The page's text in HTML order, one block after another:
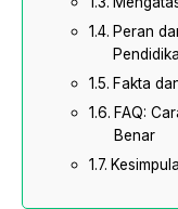
Peran
Fakta
FAQ:
Benar